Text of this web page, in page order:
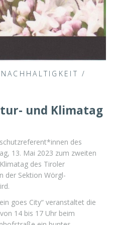
NACHHALTIGKEIT /
und Klimatag
des
13. Mai 2023 zum zweiten
des Tiroler
der Sektion Wörgl-
goes City“ veranstaltet die
14 bis 17 Uhr beim